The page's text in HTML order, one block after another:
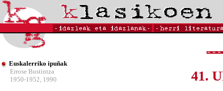
Euskalerriko ipuñak
Errose Bustintza
1950-1952, 1990
41.